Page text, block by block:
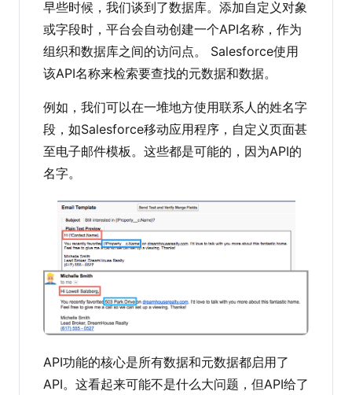
早些时候，我们谈到了数据库。添加自定义对象
或字段时，平台会自动创建一个API名称，作为
组织和数据库之间的访问点。 Salesforce使用
该API名称来检索要查找的元数据和数据。
例如，我们可以在一堆地方使用联系人的姓名字
段，如Salesforce移动应用程序，自定义页面甚
至电子邮件模板。这些都是可能的，因为API的
名字。
API功能的核心是所有数据和元数据都启用了
API。这看起来可能不是什么大问题，但API给了